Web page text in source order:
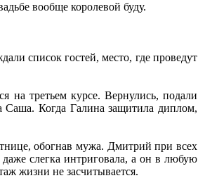
вообще королевой буду.
список гостей, место, где проведут
на третьем курсе. Вернулись, подали
Саша. Когда Галина защитила диплом,
обогнав мужа. Дмитрий при всех
слегка интриговала, а он в любую
жизни не засчитывается.